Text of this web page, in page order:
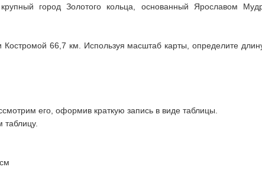
город Золотого кольца, основанный Ярославом
66,7 км. Используя масштаб карты, определите
его, оформив краткую запись в виде таблицы.
таблицу.